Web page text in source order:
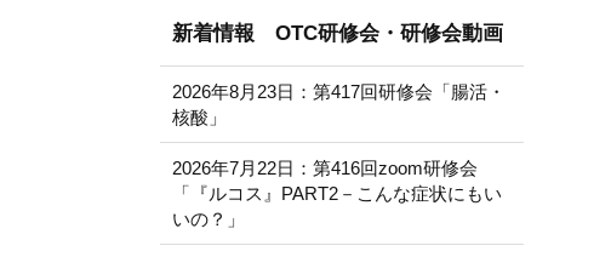
新着情報 OTC研修会・研修会動画
2026年8月23日：第417回研修会「腸活・
核酸」
2026年7月22日：第416回zoom研修会
「『ルコス』PART2－こんな症状にもい
いの？」